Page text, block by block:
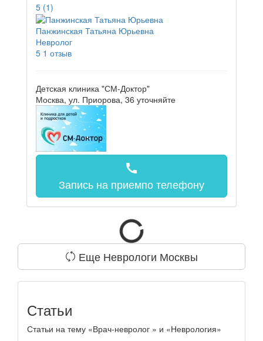
5 (1)
Панжинская Татьяна Юрьевна
Невролог
5 1 отзыв
Детская клиника "СМ-Доктор"
Москва, ул. Приорова, 36 уточняйте
call
Запись на приемпо телефону
Еще Неврологи Москвы
Статьи
Статьи на тему «Врач-невролог » и «Неврология»